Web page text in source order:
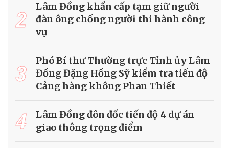
2
Lâm Đồng khẩn cấp tạm giữ người
đàn ông chống người thi hành công
vụ
3
Phó Bí thư Thường trực Tỉnh ủy Lâm
Đồng Đặng Hồng Sỹ kiểm tra tiến độ
Cảng hàng không Phan Thiết
4
Lâm Đồng đôn đốc tiến độ 4 dự án
giao thông trọng điểm